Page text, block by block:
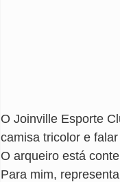
O Joinville Esporte
camisa tricolor e
O arqueiro está
Para mim,